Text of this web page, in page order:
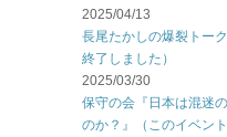
2025/04/13
長尾たかしの爆裂トー
終了しました）
2025/03/30
保守の会『日本は混迷
のか？』（このイベン